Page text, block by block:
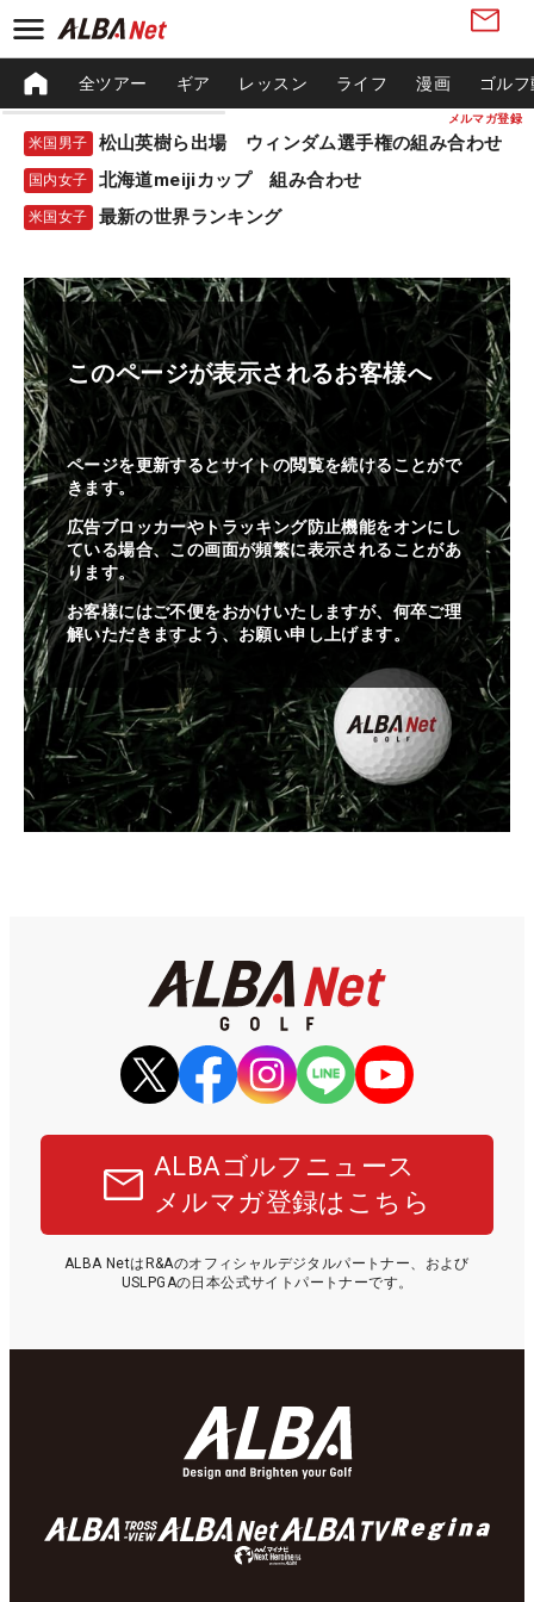
メルマガ登録
全ツアー ギア レッスン ライフ 漫画 ゴル
米国男子 松山英樹ら出場 ウィンダム選手権の組み合わせ
国内女子 北海道meijiカップ 組み合わせ
米国女子 最新の世界ランキング
このページが表示されるお客様へ
ページを更新するとサイトの閲覧を続けることがで
きます。
広告ブロッカーやトラッキング防止機能をオンにし
ている場合、この画面が頻繁に表示されることがあ
ります。
お客様にはご不便をおかけいたしますが、何卒ご理
解いただきますよう、お願い申し上げます。
ALBAゴルフニュース
メルマガ登録はこちら
ALBA NetはR&Aのオフィシャルデジタルパートナー、および
USLPGAの日本公式サイトパートナーです。